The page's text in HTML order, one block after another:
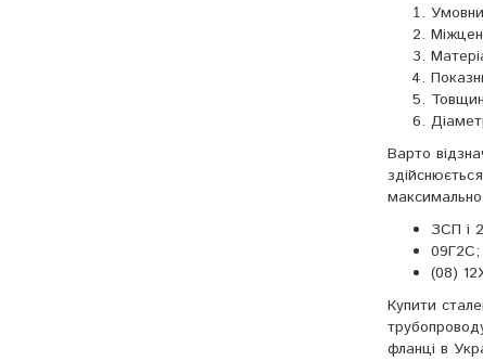
Варто
ЗСП і
09Г2С;
(08)
Купити
фланці в